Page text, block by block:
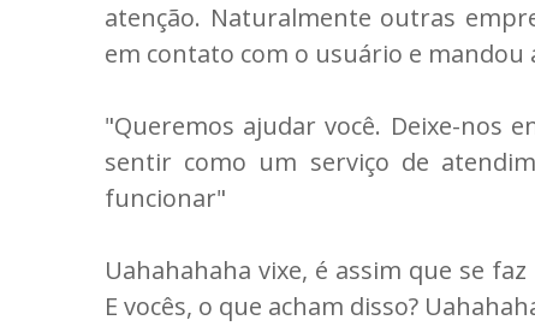
atenção. Naturalmente outras
em contato com o usuário e
"Queremos ajudar você. Deixe-nos
sentir como um serviço de
funcionar"
Uahahahaha vixe, é assim que se
E vocês, o que acham disso?